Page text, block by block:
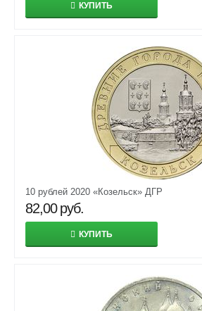
КУПИТЬ
10 рублей 2020 «Козельск» ДГР
82,00 руб.
КУПИТЬ